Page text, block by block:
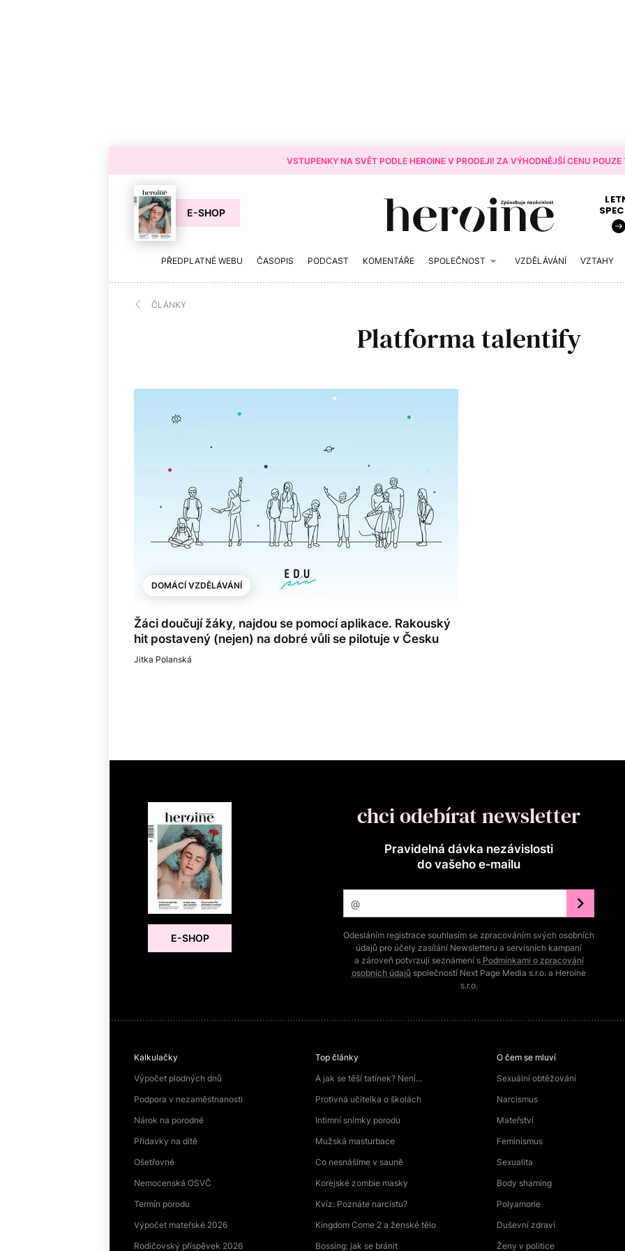
VSTUPENKY NA SVĚT PODLE HEROINE V PRODEJI! ZA VÝHODNĚJŠÍ CENU
E-SHOP
PŘEDPLATNÉ WEBU ČASOPIS PODCAST KOMENTÁŘE SPOLEČNOST VZDĚLÁVÁNÍ VZTAHY
ČLÁNKY
Platforma talentify
DOMÁCÍ VZDĚLÁVÁNÍ
Žáci doučují žáky, najdou se pomocí aplikace. Rakouský
hit postavený (nejen) na dobré vůli se pilotuje v Česku
Jitka Polanská
E-SHOP
chci odebírat newsletter
Pravidelná dávka nezávislosti
do vašeho e‑mailu
Odesláním registrace souhlasím se zpracováním svých osobních
údajů pro účely zasílání Newsletteru a servisních kampaní
a zároveň potvrzuji seznámení s Podmínkami o zpracování
osobních údajů společností Next Page Media s.r.o. a Heroine
s.r.o.
Kalkulačky
Výpočet plodných dnů
Podpora v nezaměstnanosti
Nárok na porodné
Přídavky na dítě
Ošetřovné
Nemocenská OSVČ
Termín porodu
Výpočet mateřské 2026
Rodičovský příspěvek 2026
Top články
A jak se těší tatínek? Není…
Protivná učitelka o školách
Intimní snímky porodu
Mužská masturbace
Co nesnášíme v sauně
Korejské zombie masky
Kvíz: Poznáte narcistu?
Kingdom Come 2 a ženské tělo
Bossing: jak se bránit
O čem se mluví
Sexuální obtěžování
Narcismus
Mateřství
Feminismus
Sexualita
Body shaming
Polyamorie
Duševní zdraví
Ženy v politice